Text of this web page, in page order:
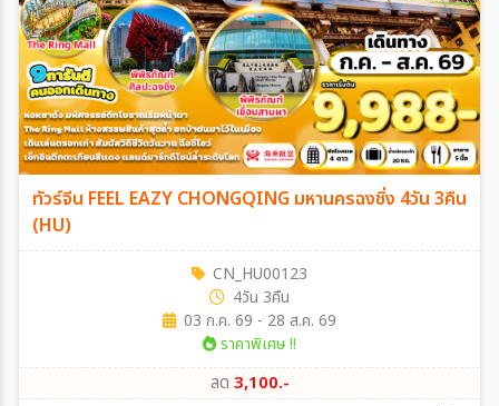
ทัวร์จีน FEEL EAZY CHONGQING มหานครฉงชิ่ง 4วัน 3คืน
(HU)
CN_HU00123
4วัน 3คืน
03 ก.ค. 69 - 28 ส.ค. 69
ราคาพิเศษ !!
ลด 3,100.-